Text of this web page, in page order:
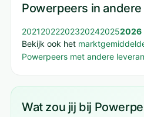
Powerpeers in andere
202120222023202420252026
Bekijk ook het
Powerpeers met andere
Wat zou jij bij